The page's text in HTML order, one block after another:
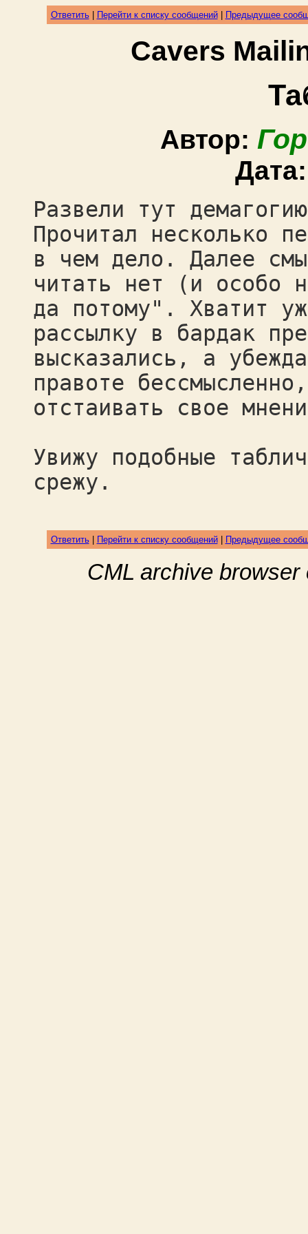
Ответить| Перейти к списку сообщений| Предыдущее
Cavers
Автор:
Развели тут
Прочитал несколько
в чем дело. Далее
читать нет (и особо
да потому". Хватит
рассылку в бардак
высказались, а
правоте
отстаивать свое
Увижу подобные
срежу.
Ответить| Перейти к списку сообщений| Предыдущее
CML archive